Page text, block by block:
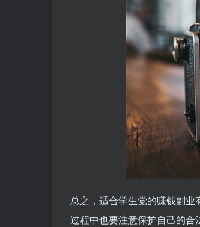
总之，适合学生党的赚钱副
过程中也要注意保护自己的